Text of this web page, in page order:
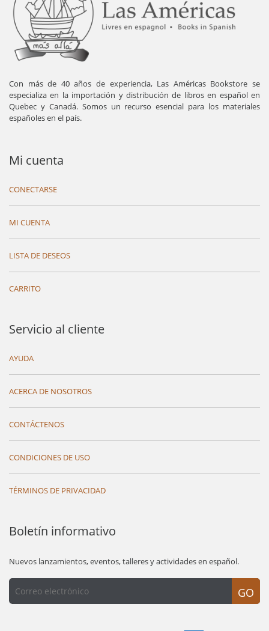
Con más de 40 años de experiencia, Las Américas Bookstore se
especializa en la importación y distribución de libros en español en
Quebec y Canadá. Somos un recurso esencial para los materiales
españoles en el país.
Mi cuenta
CONECTARSE
MI CUENTA
LISTA DE DESEOS
CARRITO
Servicio al cliente
AYUDA
ACERCA DE NOSOTROS
CONTÁCTENOS
CONDICIONES DE USO
TÉRMINOS DE PRIVACIDAD
Boletín informativo
Nuevos lanzamientos, eventos, talleres y actividades en español.
GO